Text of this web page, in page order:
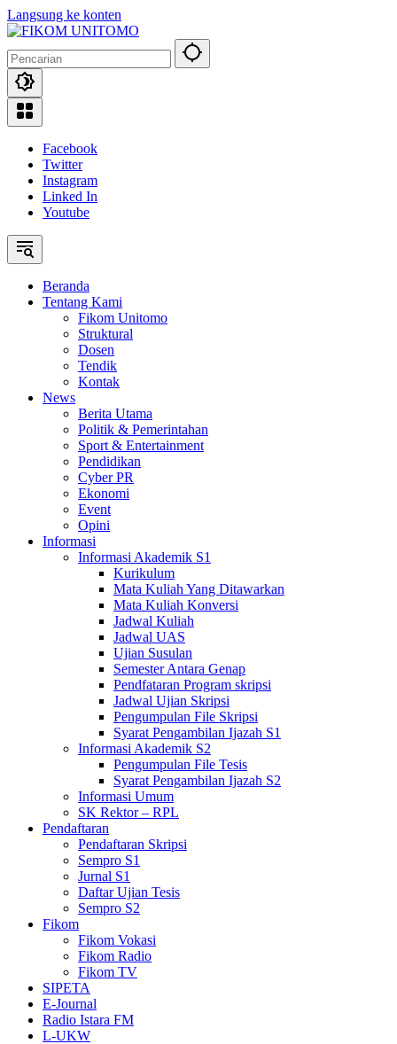
Langsung ke konten
Facebook
Twitter
Instagram
Linked In
Youtube
Beranda
Tentang Kami
Fikom Unitomo
Struktural
Dosen
Tendik
Kontak
News
Berita Utama
Politik & Pemerintahan
Sport & Entertainment
Pendidikan
Cyber PR
Ekonomi
Event
Opini
Informasi
Informasi Akademik S1
Kurikulum
Mata Kuliah Yang Ditawarkan
Mata Kuliah Konversi
Jadwal Kuliah
Jadwal UAS
Ujian Susulan
Semester Antara Genap
Pendfataran Program skripsi
Jadwal Ujian Skripsi
Pengumpulan File Skripsi
Syarat Pengambilan Ijazah S1
Informasi Akademik S2
Pengumpulan File Tesis
Syarat Pengambilan Ijazah S2
Informasi Umum
SK Rektor – RPL
Pendaftaran
Pendaftaran Skripsi
Sempro S1
Jurnal S1
Daftar Ujian Tesis
Sempro S2
Fikom
Fikom Vokasi
Fikom Radio
Fikom TV
SIPETA
E-Journal
Radio Istara FM
L-UKW